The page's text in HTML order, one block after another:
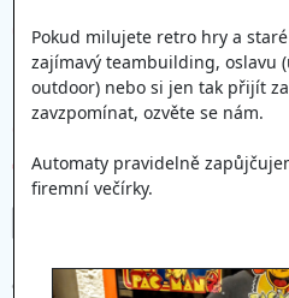
Pokud milujete retro hry a
zajímavý teambuilding, oslavu
outdoor) nebo si jen tak přijít
zavzpomínat, ozvěte se nám.
Automaty pravidelně
firemní večírky.